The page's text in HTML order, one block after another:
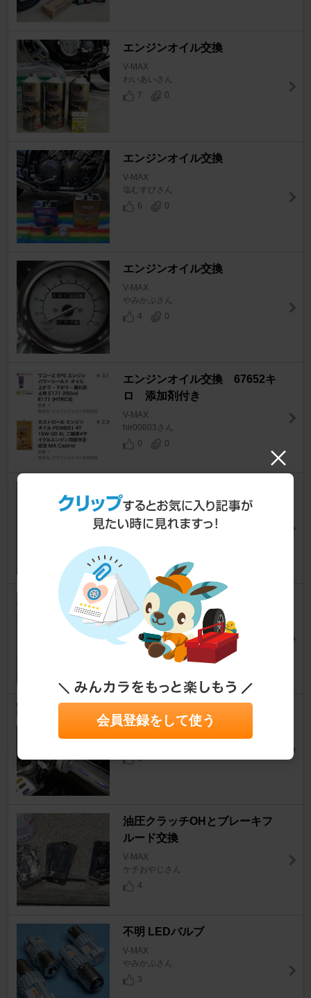
エンジンオイル交換
V-MAX
わいあいさん
7
0
エンジンオイル交換
V-MAX
塩むすびさん
6
0
エンジンオイル交換
V-MAX
やみかぷさん
4
0
エンジンオイル交換 67652キ
ロ 添加剤付き
V-MAX
hir00803さん
0
0
ッチ取付
V-MAX
エンジンを手で回してみます
V-MAX
ケチおやじさん
V-MAX
0
油圧クラッチOHとブレーキフ
ルード交換
V-MAX
ケチおやじさん
4
不明 LEDバルブ
V-MAX
やみかぷさん
3
会員登録をして使う